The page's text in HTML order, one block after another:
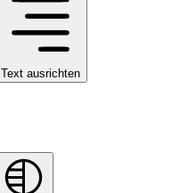
Text ausrichten